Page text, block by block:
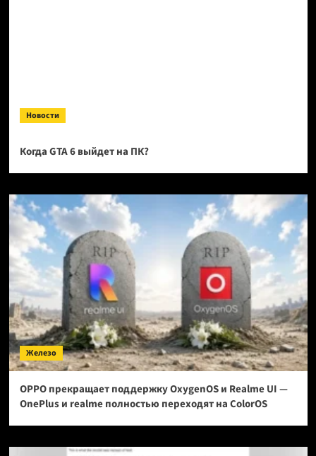
Новости
Когда GTA 6 выйдет на ПК?
Железо
OPPO прекращает поддержку OxygenOS и Realme UI —
OnePlus и realme полностью переходят на ColorOS